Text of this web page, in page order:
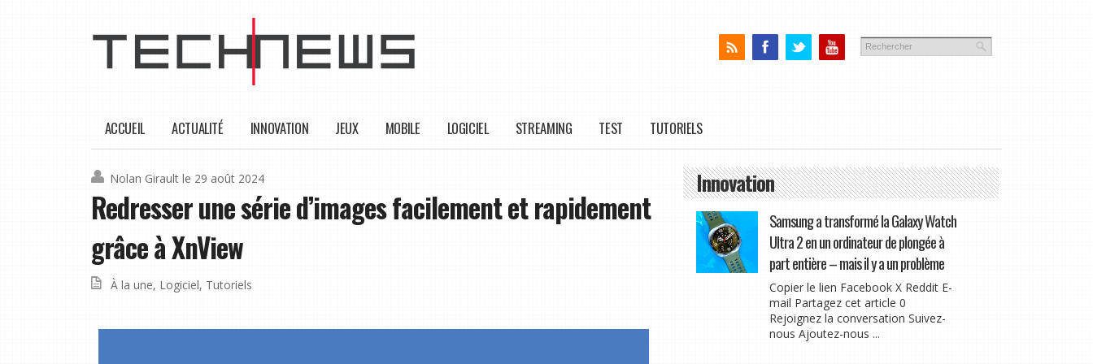
ACCUEIL ACTUALITÉ INNOVATION JEUX MOBILE LOGICIEL STREAMING TEST TUTORIELS
Nolan Girault le 29 août 2024
Redresser une série d’images facilement et rapidement
grâce à XnView
À la une, Logiciel, Tutoriels
Innovation
Samsung a transformé la Galaxy Watch
Ultra 2 en un ordinateur de plongée à
part entière – mais il y a un problème
Copier le lien Facebook X Reddit E-
mail Partagez cet article 0
Rejoignez la conversation Suivez-
nous Ajoutez-nous ...